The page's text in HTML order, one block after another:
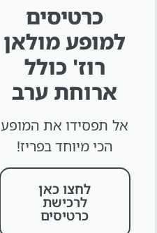
כרטיסים
למופע מולאן
רוז' כולל
ארוחת ערב
אל תפסידו את המופע
הכי מיוחד בפריז!
לחצו כאן
לרכישת
כרטיסים